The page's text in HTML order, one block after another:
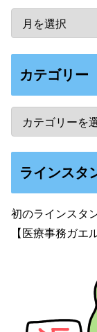
カテゴリー
ラインスタ
初のラインスタ
【医療事務ガエ